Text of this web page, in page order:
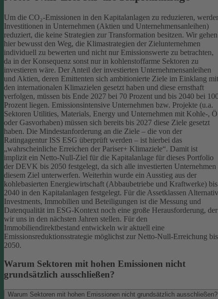
Um die CO₂-Emissionen in den Kapitalanlagen zu reduzieren,
Investitionen in Unternehmen (Aktien und Unternehmensanleihen)
reduziert, die keine Strategien zur Transformation besitzen. Wir gehen
hier bewusst den Weg, die Klimastrategien der Zielunternehmen
individuell zu bewerten und nicht nur Emissionswerte zu betrachten,
da in der Konsequenz sonst nur in kohlenstoffarme Sektoren zu
investieren wäre. Der Anteil der investierten Unternehmensanleihen
und Aktien, deren Emittenten sich ambitionierte Ziele im Einklang mit
den internationalen Klimazielen gesetzt haben und diese ernsthaft
verfolgen, müssen bis Ende 2027 bei 70 Prozent und bis 2040 bei
Prozent liegen. Emissionsintensive Unternehmen bzw. Projekte (u.a.
Sektoren Utilities, Materials, Energy und Unternehmen mit Kohle-,
oder Gasvorhaben) müssen sich bereits bis 2027 diese Ziele gesetzt
haben. Die Mindestanforderung an die Ziele – die von der
Ratingagentur ISS ESG überprüft werden – ist hierbei das
„wahrscheinliche Erreichen der Pariser+ Klimaziele“. Damit ist
implizit ein Netto-Null-Ziel für die Kapitalanlage für dieses Portfolio
der DEVK bis 2050 festgelegt, da sich alle investierten Unternehmen
diesem Ziel unterwerfen. Weiterhin wurde ein Ausstieg aus der
kohlebasierten Energiewirtschaft (Abbaubetriebe und Kraftwerke) bis
2040 in den Kapitalanlagen festgelegt. Für die Assetklassen
Investments, Immobilien und Beteiligungen ist die Messung und
Datenqualität im ESG-Kontext noch eine große Herausforderung, der
wir uns in den nächsten Jahren stellen. Für den
Immobiliendirektbestand entwickeln wir aktuell eine
Emissionsreduktionsstrategie möglichst zur Netto-Null-Erreichung bis
2050.
Warum Sektoren mit hohen Emissionen nicht
grundsätzlich ausschließen?
Warum Sektoren mit hohen Emissionen nicht grundsätzlich ausschließen?